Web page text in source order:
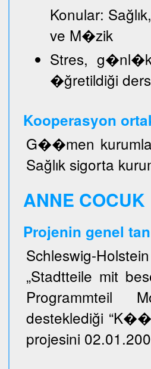
Konular:
ve M�zik
Stres, g�nl�k
�ğretildiği
Kooperasyon
G��men
Sağlık sigorta
ANNE COCUK
Projenin genel
Schleswig-
„Stadtteile mit
Programmteil
desteklediği
projesini